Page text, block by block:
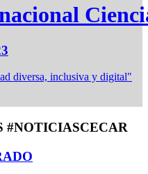
diversa, inclusiva y digital"
#NOTICIASCECAR